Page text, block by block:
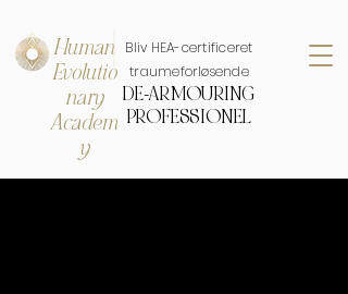
Human
Evolutio
nary
Academ
y
Bliv HEA-certificeret
traumeforløsende
DE-ARMOURING
PROFESSIONEL